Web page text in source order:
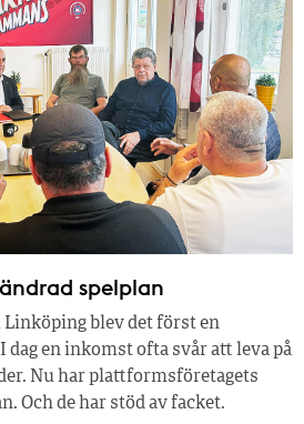
spelplan
blev det först en
en inkomst ofta svår att leva på
Nu har plattformsföretagets
Och de har stöd av facket.